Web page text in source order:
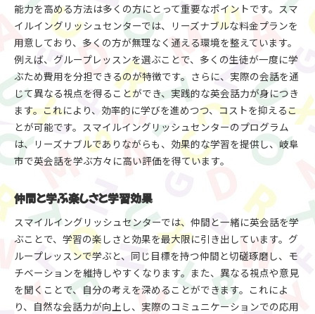
能力を高める方法は多くの方にとって重要なポイントです。スマ
イルイングリッシュセンターでは、リーズナブルな料金プランを
用意しており、多くの方が無理なく通える環境を整えています。
例えば、グループレッスンを選ぶことで、多くの生徒が一度に学
ぶため費用を分担できるのが特徴です。さらに、実際の会話を通
じて異なる視点を得ることができ、実践的な英会話力が身につき
ます。これにより、効率的に学びを進めつつ、コストを抑えるこ
とが可能です。スマイルイングリッシュセンターのプログラム
は、リーズナブルでありながらも、効果的な学習を提供し、岐阜
市で英会話を学ぶ方々に高い評価を得ています。
仲間と学ぶ楽しさと学習効果
スマイルイングリッシュセンターでは、仲間と一緒に英会話を学
ぶことで、学習の楽しさと効果を最大限に引き出しています。グ
ループレッスンで学ぶと、同じ目標を持つ仲間と切磋琢磨し、モ
チベーションを維持しやすくなります。また、異なる視点や意見
を聞くことで、自分の考えを深めることができます。これによ
り、自然な会話力が向上し、実際のコミュニケーションでの応用